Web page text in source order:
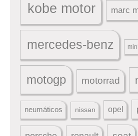
kobe motor marc
mercedes-benz mini
motogp motorrad
neumáticos nissan opel